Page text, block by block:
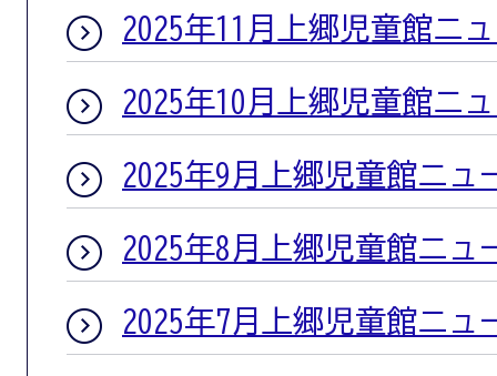
2025年11月上郷児童館ニ
2025年10月上郷児童館ニ
2025年9月上郷児童館ニュ
2025年8月上郷児童館ニュ
2025年7月上郷児童館ニュ